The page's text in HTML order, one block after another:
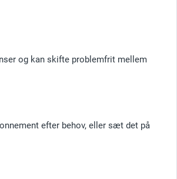
og kan skifte problemfrit mellem
efter behov, eller sæt det på